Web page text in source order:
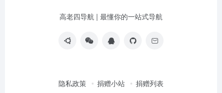
高老四导航 | 最懂你的一站式导航
隐私政策 捐赠小站 捐赠列表